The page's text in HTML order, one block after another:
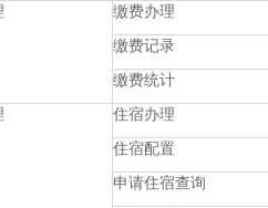
缴费办理
缴费记录
缴费统计
住宿办理
住宿配置
申请住宿查询